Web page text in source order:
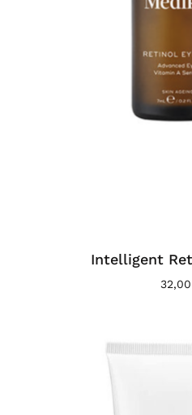
Intelligent
32,00